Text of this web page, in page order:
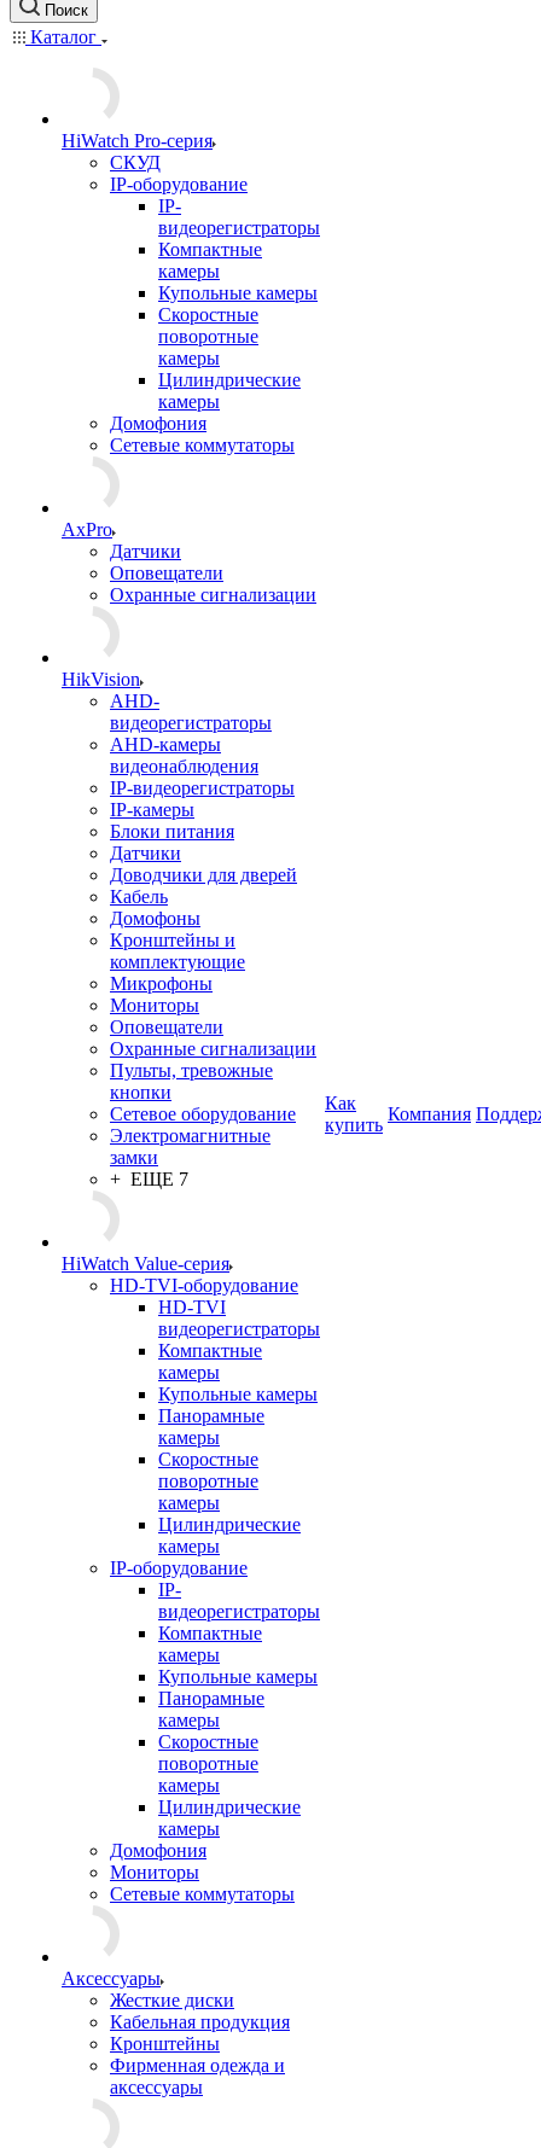
Поиск
Каталог
HiWatch Pro-серия
CКУД
IP-оборудование
IP-
видеорегистраторы
Компактные
камеры
Купольные камеры
Скоростные
поворотные
камеры
Цилиндрические
камеры
Домофония
Сетевые коммутаторы
AxPro
Датчики
Оповещатели
Охранные сигнализации
HikVision
AHD-
видеорегистраторы
AHD-камеры
видеонаблюдения
IP-видеорегистраторы
IP-камеры
Блоки питания
Датчики
Доводчики для дверей
Кабель
Домофоны
Кронштейны и
комплектующие
Микрофоны
Мониторы
Оповещатели
Охранные сигнализации
Пульты, тревожные
кнопки
Сетевое оборудование
Электромагнитные
замки
+ ЕЩЕ 7
HiWatch Value-серия
HD-TVI-оборудование
HD-TVI
видеорегистраторы
Компактные
камеры
Купольные камеры
Панорамные
камеры
Скоростные
поворотные
камеры
Цилиндрические
камеры
IP-оборудование
IP-
видеорегистраторы
Компактные
камеры
Купольные камеры
Панорамные
камеры
Скоростные
поворотные
камеры
Цилиндрические
камеры
Домофония
Мониторы
Сетевые коммутаторы
Аксессуары
Жесткие диски
Кабельная продукция
Кронштейны
Фирменная одежда и
аксессуары
Как
купить
Компания